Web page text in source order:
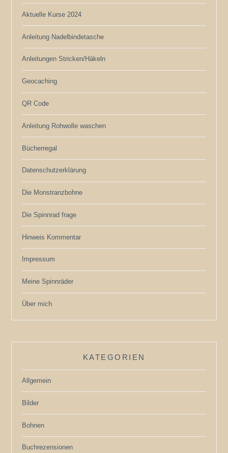
Aktuelle Kurse 2024
Anleitung Nadelbindetasche
Anleitungen Stricken/Häkeln
Geocaching
QR Code
Anleitung Rohwolle waschen
Bücherregal
Datenschutzerklärung
Die Monstranzbohne
Die Spinnrad frage
Hinweis Kommentar
Impressum
Meine Spinnräder
Über mich
KATEGORIEN
Allgemein
Bilder
Bohnen
Buchrezensionen